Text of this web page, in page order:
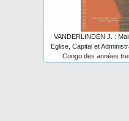
VANDERLINDEN J. :
Eglise, Capital et
Congo des années